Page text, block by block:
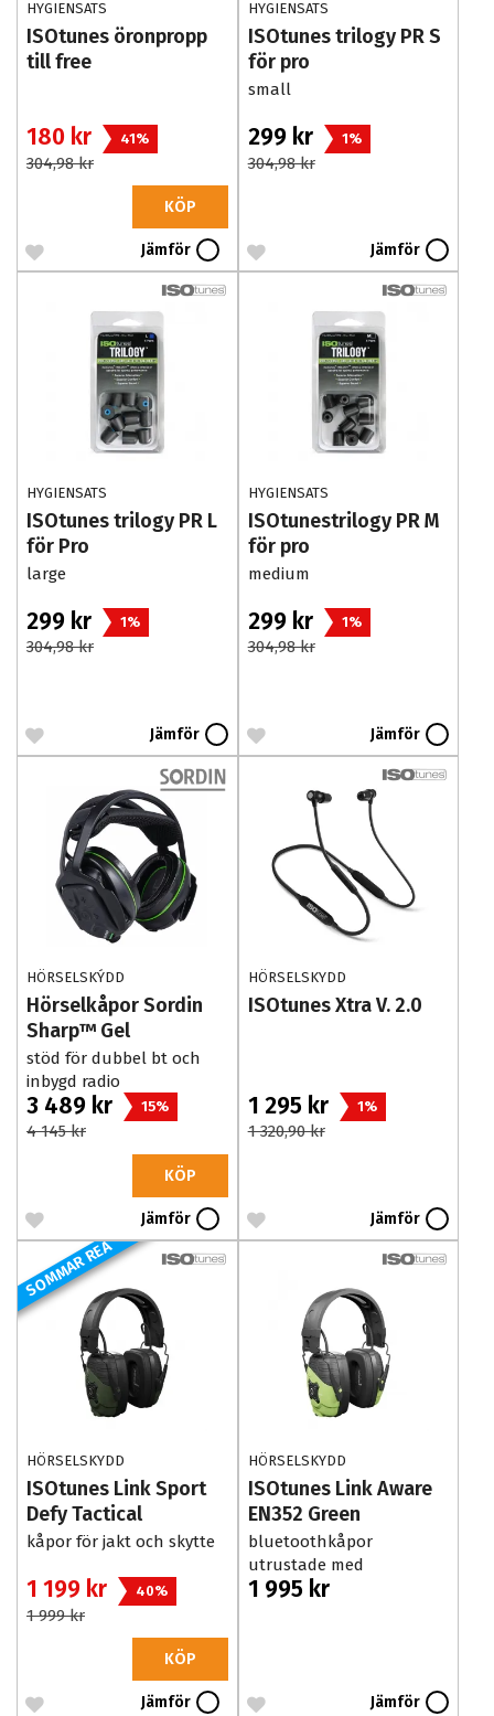
HYGIENSATS
ISOtunes öronpropp
till free
180 kr 41%
304,98 kr
KÖP
Jämför
HYGIENSATS
ISOtunes trilogy PR S
för pro
small
299 kr 1%
304,98 kr
Jämför
HYGIENSATS
ISOtunes trilogy PR L
för Pro
large
299 kr 1%
304,98 kr
Jämför
HYGIENSATS
ISOtunestrilogy PR M
för pro
medium
299 kr 1%
304,98 kr
Jämför
HÖRSELSKÝDD
Hörselkåpor Sordin
Sharp™ Gel
BT/MultiPoint/FM
stöd för dubbel bt och
inbygd radio
3 489 kr 15%
4 145 kr
KÖP
Jämför
HÖRSELSKYDD
ISOtunes Xtra V. 2.0
1 295 kr 1%
1 320,90 kr
Jämför
SOMMAR REA
HÖRSELSKYDD
ISOtunes Link Sport
Defy Tactical
kåpor för jakt och skytte
1 199 kr 40%
1 999 kr
KÖP
Jämför
HÖRSELSKYDD
ISOtunes Link Aware
EN352 Green
bluetoothkåpor
utrustade med
medhörning
1 995 kr
Jämför